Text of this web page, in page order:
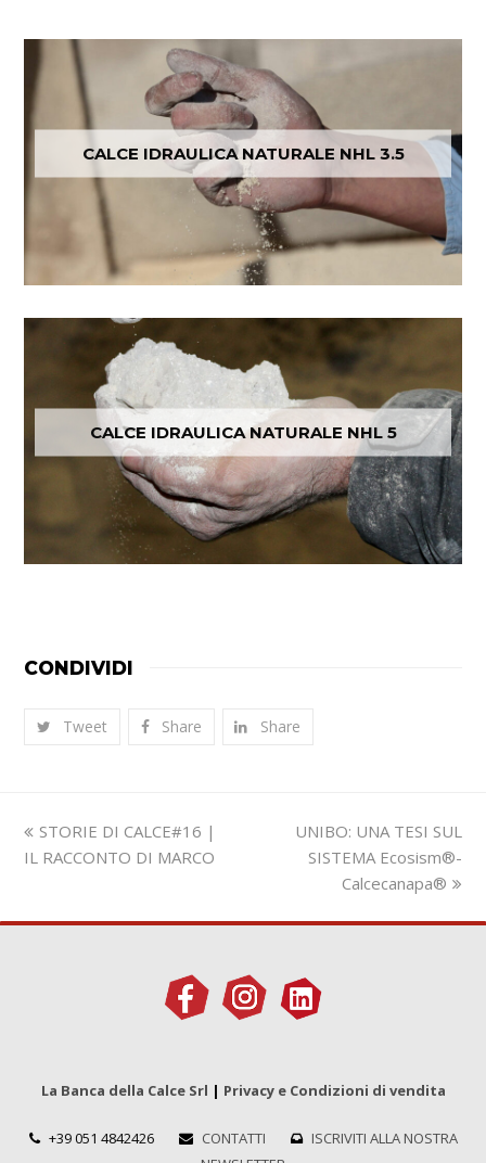
CALCE IDRAULICA NATURALE NHL 3.5
CALCE IDRAULICA NATURALE NHL 5
CONDIVIDI
Tweet Share Share
Slide
precedente:
STORIE DI CALCE#16 |
IL RACCONTO DI MARCO
visualizza
articolo:
UNIBO: UNA TESI SUL
SISTEMA Ecosism®-
Calcecanapa®
La Banca della Calce Srl | Privacy e Condizioni di vendita
+39 051 4842426 CONTATTI
ISCRIVITI ALLA NOSTRA